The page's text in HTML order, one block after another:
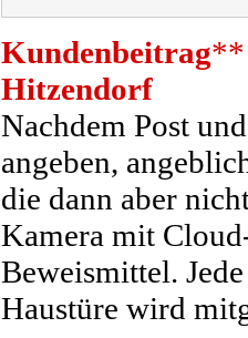
Kundenbeitrag**
Hitzendorf
Nachdem Post
angeben,
die dann aber
Kamera mit
Beweismittel.
Haustüre wird